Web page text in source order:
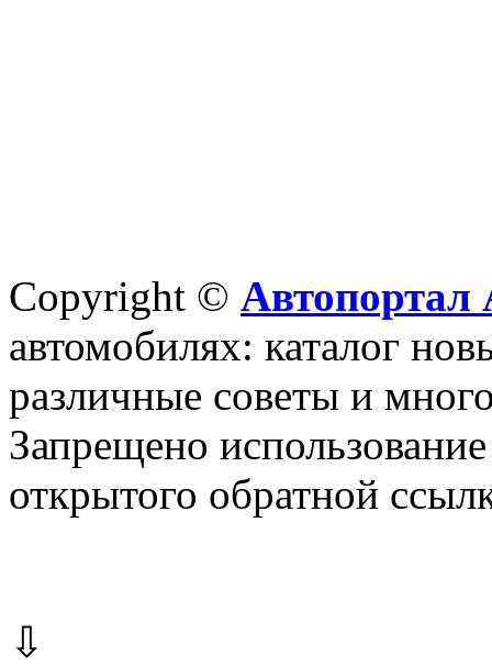
Copyright © Автопортал
автомобилях: каталог
различные советы и
Запрещено
открытого обратной
⇩